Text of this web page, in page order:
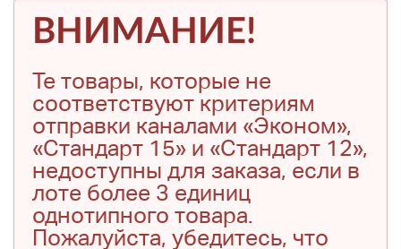
ВНИМАНИЕ!
Те товары, которые не
соответствуют критериям
отправки каналами «Эконом»,
«Стандарт 15» и «Стандарт 12»,
недоступны для заказа, если в
лоте более 3 единиц
однотипного товара.
Пожалуйста, убедитесь, что